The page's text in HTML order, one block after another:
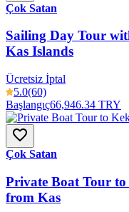
Çok Satan
Sailing Day Tour
Kas Islands
Ücretsiz İptal
5.0(60)
Başlangıç66,946.34 TRY
Çok Satan
Private Boat Tour
from Kas